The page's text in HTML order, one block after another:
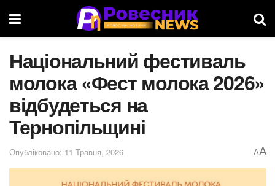
Національний фестиваль
молока «Фест молока 2026»
відбудеться на
Тернопільщині
Опубліковано: 11 Травня, 2026 AA